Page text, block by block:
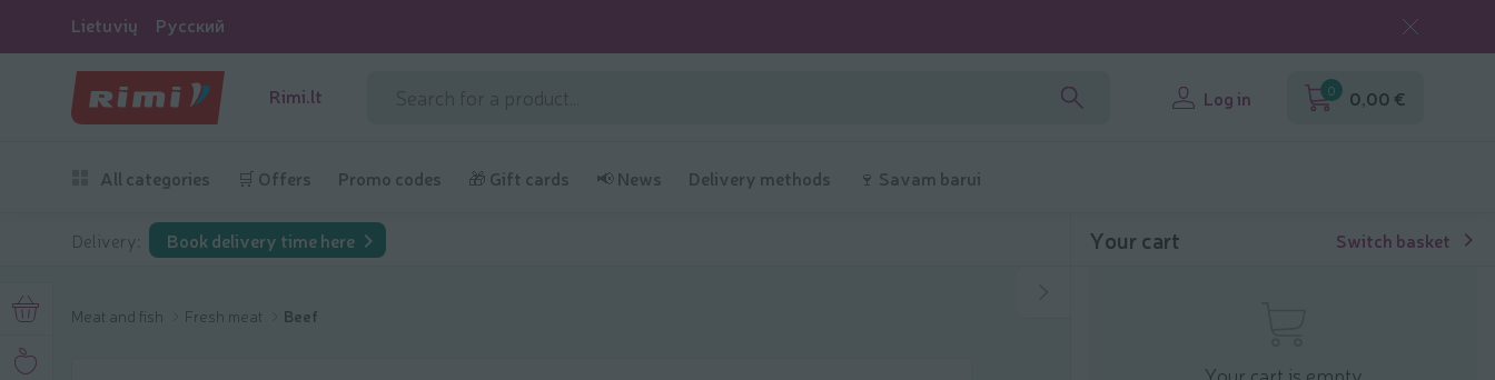
Lietuvių Русский
Rimi.lt Log in 0 0,00 €
All categories 🛒 Offers Promo codes 🎁 Gift cards 📢 News Delivery methods 🍷 Savam barui
Delivery: Book delivery time here
Meat and fish Fresh meat Beef
Your cart Switch basket
Your cart is empty